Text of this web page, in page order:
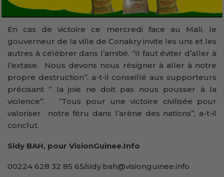
En cas de victoire ce mercredi face au Mali, le
gouverneur de la ville de Conakry invite les uns et les
autres à célébrer dans l’amitié. ‘’Il faut éviter d’aller à
l’extase. Nous devons nous résigner à aller à notre
propre destruction’’, a-t-il conseillé aux supporteurs
précisant ‘’ la joie ne doit pas nous pousser à la
violence’’. ‘’Tous pour une victoire civilisée pour
valoriser notre féru dans l’arène des nations’’, a-t-il
conclut.
Sidy BAH, pour VisionGuinee.Info
00224 628 32 85 65/sidy.bah@visionguinee.info